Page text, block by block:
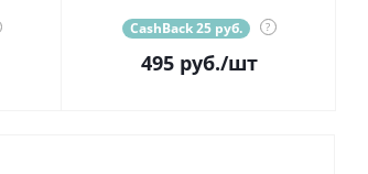
CashBack 25 руб. ?
495руб./шт